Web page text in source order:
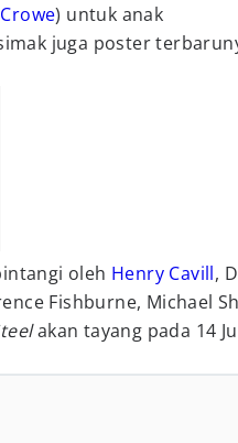
) untuk anak
juga poster
oleh Henry Cavill,
Fishburne, Michael
akan tayang pada 14